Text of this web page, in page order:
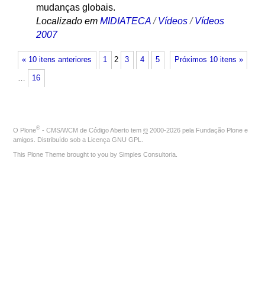
mudanças globais.
Localizado em MIDIATECA /Vídeos /Vídeos
2007
« 10 itens anteriores Próximos 10 itens »
1 2 3 4 5
… 16
O Plone® - CMS/WCM de Código Aberto tem © 2000-2026 pela Fundação Plone e
amigos. Distribuído sob a Licença GNU GPL
This Plone Theme brought to you by Simples Consultoria